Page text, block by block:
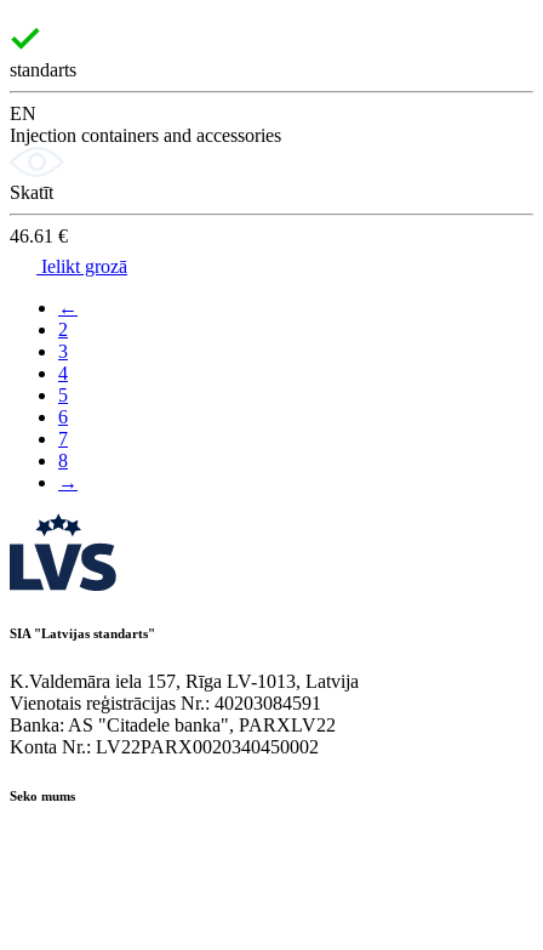
standarts
EN
Injection containers and accessories
Skatīt
46.61 €
Ielikt grozā
←
2
3
4
5
6
7
8
→
SIA "Latvijas standarts"
K.Valdemāra iela 157, Rīga LV-1013, Latvija
Vienotais reģistrācijas Nr.: 40203084591
Banka: AS "Citadele banka", PARXLV22
Konta Nr.: LV22PARX0020340450002
Seko mums